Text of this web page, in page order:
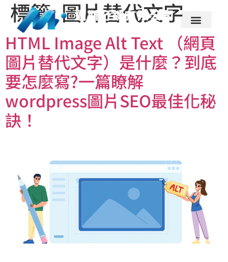
標籤:圖片替代文字
HTML Image Alt Text （網頁
圖片替代文字）是什麼？到底
要怎麼寫?一篇瞭解
wordpress圖片SEO最佳化秘
訣！